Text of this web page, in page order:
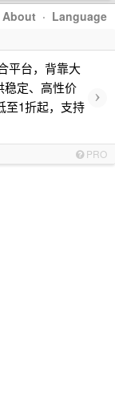
About · Language
平台，背靠大
稳定、高性价
至1折起，支持
›
PRO